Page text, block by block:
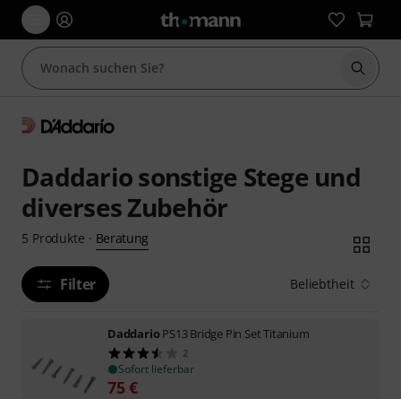
Suche
Daddario sonstige Stege und
diverses Zubehör
5 Produkte · Beratung
Filter Beliebtheit
DaddarioPS13 Bridge Pin Set Titanium
2
Sofort lieferbar
75€